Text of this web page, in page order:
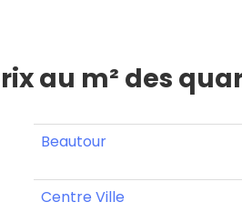
au m² des
Beautour
Centre Ville